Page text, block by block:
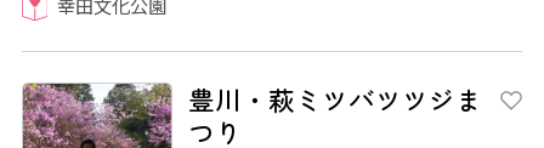
豊川・萩ミツバツツジま
つり